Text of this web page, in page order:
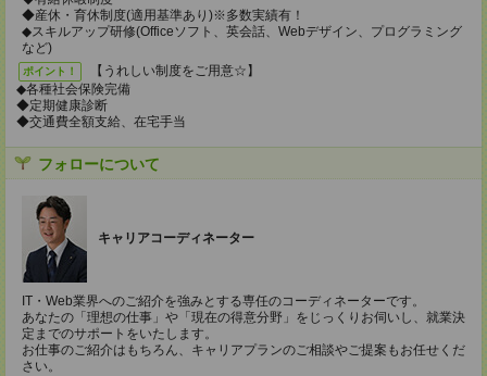
◆産休・育休制度(適用基準あり)※多数実績有！
◆スキルアップ研修(Officeソフト、英会話、Webデザイン、プログラミング
など)
ポイント！
【うれしい制度をご用意☆】
◆各種社会保険完備
◆定期健康診断
◆交通費全額支給、在宅手当
フォローについて
キャリアコーディネーター
IT・Web業界へのご紹介を強みとする専任のコーディネーターです。
あなたの「理想の仕事」や「現在の得意分野」をじっくりお伺いし、就業決
定までのサポートをいたします。
お仕事のご紹介はもちろん、キャリアプランのご相談やご提案もお任せくだ
さい。